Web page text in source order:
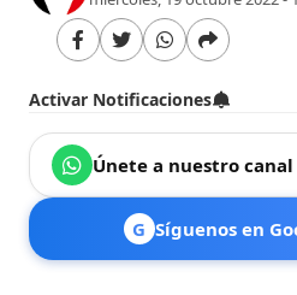
Activar Notificaciones
Únete a nuestro
G Síguenos en